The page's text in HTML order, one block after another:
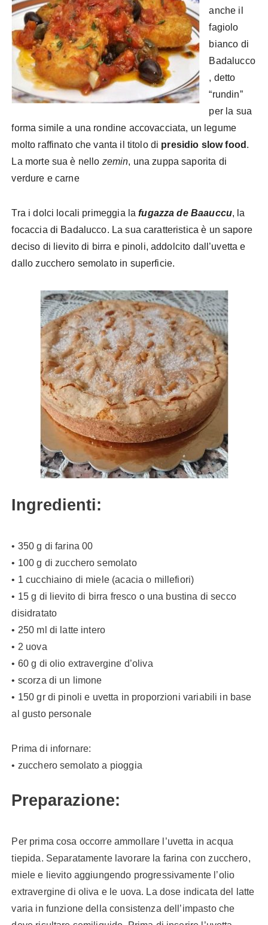
anche il
fagiolo
bianco di
Badalucco
, detto
“rundin”
per la sua
forma simile a una rondine accovacciata, un legume
molto raffinato che vanta il titolo di presidio slow food .
La morte sua è nello zemin, una zuppa saporita di
verdure e carne
Tra i dolci locali primeggia lafugazza de Baauccu, la
focaccia di Badalucco. La sua caratteristica è un sapore
deciso di lievito di birra e pinoli, addolcito dall’uvetta e
dallo zucchero semolato in superficie.
Ingredienti:
• 350 g di farina 00
• 100 g di zucchero semolato
• 1 cucchiaino di miele (acacia o millefiori)
• 15 g di lievito di birra fresco o una bustina di secco
disidratato
• 250 ml di latte intero
• 2 uova
• 60 g di olio extravergine d’oliva
• scorza di un limone
• 150 gr di pinoli e uvetta in proporzioni variabili in base
al gusto personale
Prima di infornare:
• zucchero semolato a pioggia
Preparazione:
Per prima cosa occorre ammollare l’uvetta in acqua
tiepida. Separatamente lavorare la farina con zucchero,
miele e lievito aggiungendo progressivamente l’olio
extravergine di oliva e le uova. La dose indicata del latte
varia in funzione della consistenza dell’impasto che